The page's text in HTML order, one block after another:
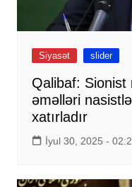
Siyasət slider
Qalibaf: Sionist
əməlləri
xatırladır
İyul 30, 2025 -